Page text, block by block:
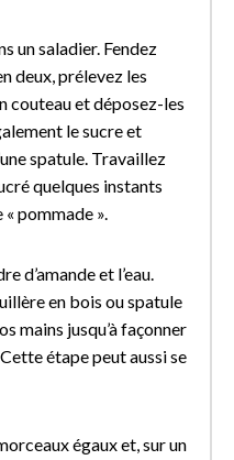
un saladier. Fendez
deux, prélevez les
couteau et déposez-les
le sucre et
spatule. Travaillez
quelques instants
pommade ».
d’amande et l’eau.
en bois ou spatule
mains jusqu’à façonner
étape peut aussi se
égaux et, sur un